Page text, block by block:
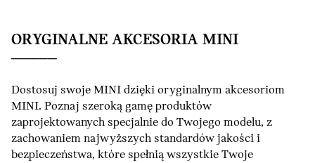
ORYGINALNE AKCESORIA MINI
Dostosuj swoje MINI dzięki oryginalnym akcesoriom
MINI. Poznaj szeroką gamę produktów
zaprojektowanych specjalnie do Twojego modelu, z
zachowaniem najwyższych standardów jakości i
bezpieczeństwa, które spełnią wszystkie Twoje